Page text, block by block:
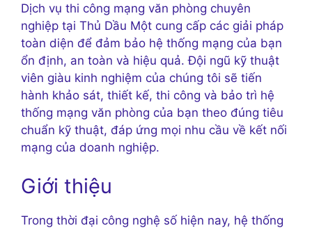
Dịch vụ thi công mạng văn phòng chuyên
nghiệp tại Thủ Dầu Một cung cấp các giải pháp
toàn diện để đảm bảo hệ thống mạng của bạn
ổn định, an toàn và hiệu quả. Đội ngũ kỹ thuật
viên giàu kinh nghiệm của chúng tôi sẽ tiến
hành khảo sát, thiết kế, thi công và bảo trì hệ
thống mạng văn phòng của bạn theo đúng tiêu
chuẩn kỹ thuật, đáp ứng mọi nhu cầu về kết nối
mạng của doanh nghiệp.
Giới thiệu
Trong thời đại công nghệ số hiện nay, hệ thống